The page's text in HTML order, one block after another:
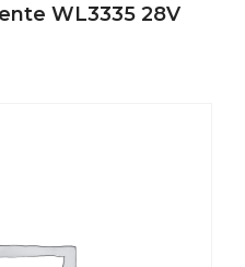
WL3335 28V